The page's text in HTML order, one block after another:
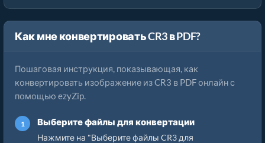
Как мне конвертировать CR3 в PDF?
Пошаговая инструкция, показывающая, как
конвертировать изображение из CR3 в PDF онлайн с
помощью ezyZip.
Выберите файлы для конвертации
Нажмите на "Выберите файлы CR3 для